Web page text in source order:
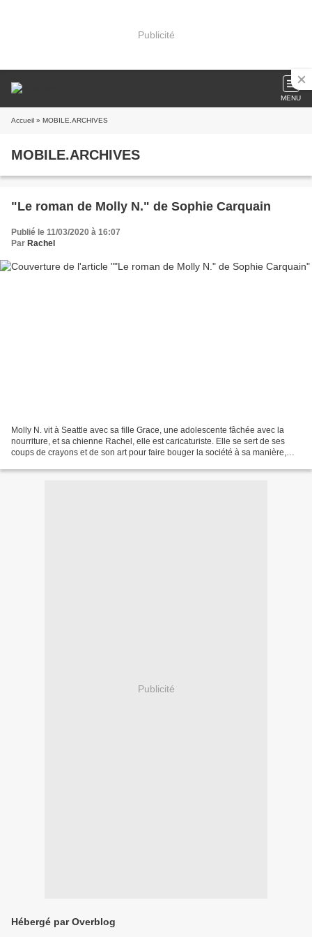
Publicité
MENU
Accueil » MOBILE.ARCHIVES
MOBILE.ARCHIVES
"Le roman de Molly N." de Sophie Carquain
Publié le 11/03/2020 à 16:07
Par Rachel
Molly N. vit à Seattle avec sa fille Grace, une adolescente fâchée avec la
nourriture, et sa chienne Rachel, elle est caricaturiste. Elle se sert de ses
coups de crayons et de son art pour faire bouger la société à sa manière,
Publicité
Hébergé par Overblog